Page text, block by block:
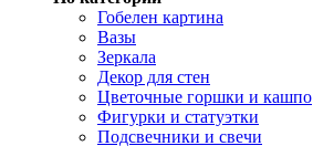
Гобелен картина
Вазы
Зеркала
Декор для стен
Цветочные горшки и кашпо
Фигурки и статуэтки
Подсвечники и свечи